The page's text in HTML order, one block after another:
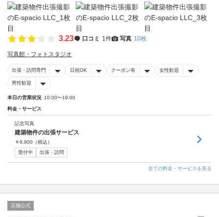
3.23 口コミ 1件 写真 10枚
写真館・フォトスタジオ
出張・訪問専門 日祝OK クーポン有 女性歓迎
男性歓迎
本日の営業状況 10:00〜19:00
料金・サービス
記念写真
建築物件の出張サービス
￥9,900 （税込）
受付中
出張・訪問
全ての料金・サービスを見る
店舗公式